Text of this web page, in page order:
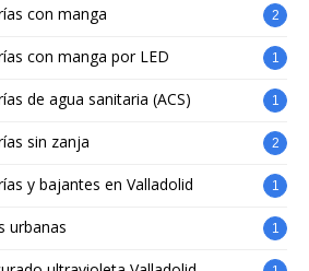
con manga 2
con manga por LED 1
de agua sanitaria (ACS) 1
sin zanja 2
y bajantes en Valladolid 1
urbanas 1